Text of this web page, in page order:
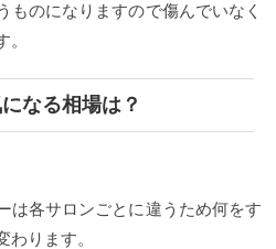
ものになりますので傷んでいなく
なる相場は？
は各サロンごとに違うため何をす
わります。